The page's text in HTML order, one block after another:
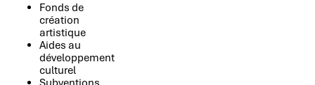
Fonds de
création
artistique
Aides au
développement
culturel